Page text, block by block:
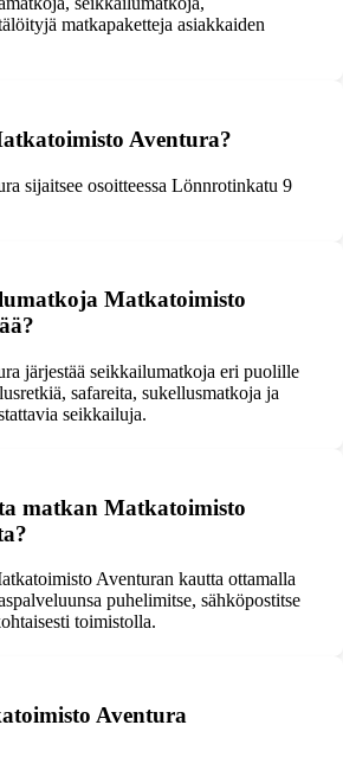
matkapaketteja asiakkaiden
Aventura?
sijaitsee osoitteessa Lönnrotinkatu 9
Matkatoimisto
järjestää seikkailumatkoja eri puolille
safareita, sukellusmatkoja ja
seikkailuja.
matkan Matkatoimisto
Aventuran kautta ottamalla
puhelimitse, sähköpostitse
toimistolla.
Aventura